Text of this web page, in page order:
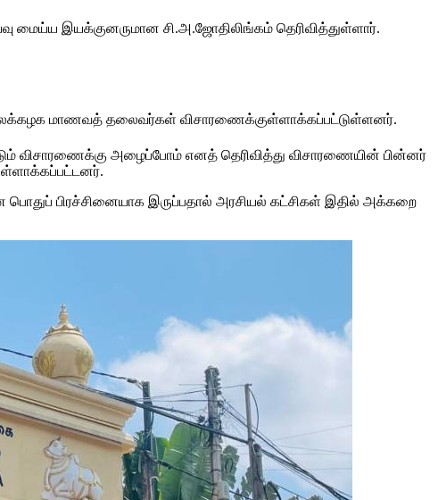
மைய்ய இயக்குனருமான சி.அ.ஜோதிலிங்கம் தெரிவித்துள்ளார்.
மாணவத் தலைவர்கள் விசாரணைக்குள்ளாக்கப்பட்டுள்ளனர்.
விசாரணைக்கு அழைப்போம் எனத் தெரிவித்து விசாரணையின் பின்னர்
பிரச்சினையாக இருப்பதால் அரசியல் கட்சிகள் இதில் அக்கறை